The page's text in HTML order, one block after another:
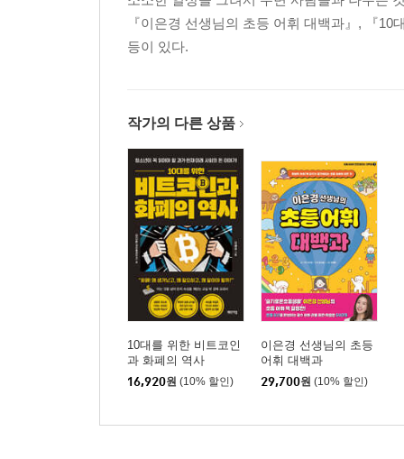
『이은경 선생님의 초등 어휘 대백과』, 『
등이 있다.
작가의 다른 상품
10대를 위한 비트코인
과 화폐의 역사
16,920원 (10% 할인)
이은경 선생님의 초등
어휘 대백과
29,700원 (10% 할인)